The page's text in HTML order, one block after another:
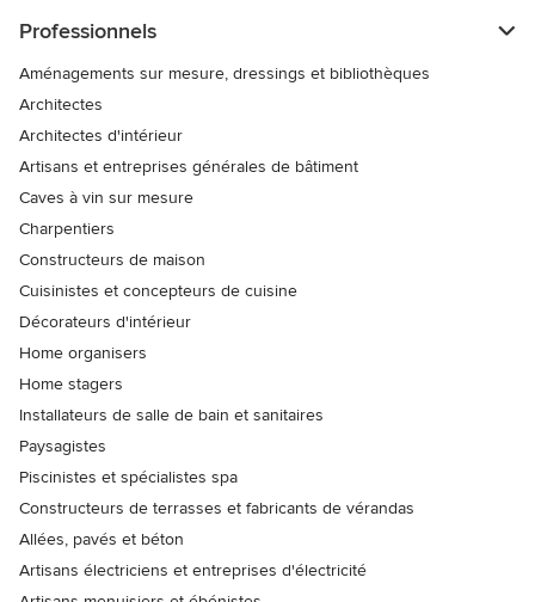
Professionnels
Aménagements sur mesure, dressings et bibliothèques
Architectes
Architectes d'intérieur
Artisans et entreprises générales de bâtiment
Caves à vin sur mesure
Charpentiers
Constructeurs de maison
Cuisinistes et concepteurs de cuisine
Décorateurs d'intérieur
Home organisers
Home stagers
Installateurs de salle de bain et sanitaires
Paysagistes
Piscinistes et spécialistes spa
Constructeurs de terrasses et fabricants de vérandas
Allées, pavés et béton
Artisans électriciens et entreprises d'électricité